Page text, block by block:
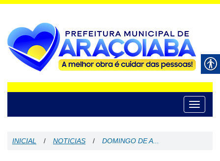
Toggle
INICIAL / NOTICIAS / DOMINGO DE A...